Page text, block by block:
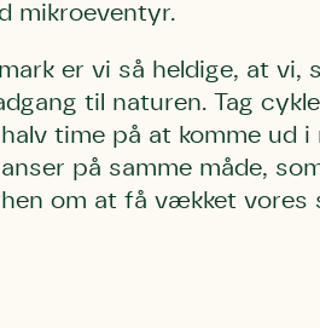
mikroeventyr.
er vi så heldige, at
til naturen. Tag
time på at komme ud
på samme måde,
om at få vækket vores